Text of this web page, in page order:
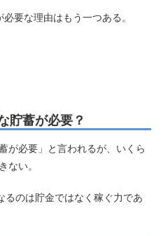
要な理由はもう一つある。
貯蓄が必要？
が必要」と言われるが、いくら
ない。
るのは貯金ではなく稼ぐ力であ